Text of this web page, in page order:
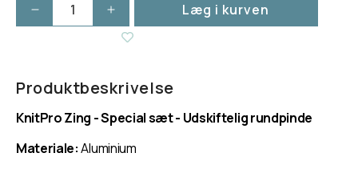
Reducer
Zing
Special
-
Øg
antallet
Zing
Special
-
Læg i kurven
Produktbeskrivelse
KnitPro Zing - Special sæt - Udskiftelig rundpinde
Materiale:Aluminium